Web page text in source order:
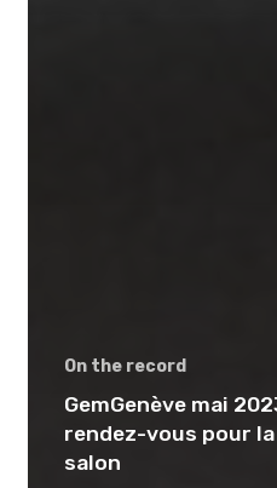
On the record
GemGenève mai
rendez-vous pour
salon